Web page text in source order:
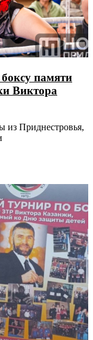
памяти
Виктора
из Приднестровья,